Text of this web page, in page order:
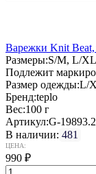
Варежки Knit
Размеры:S/M, L/XL
Подлежит
Размер одежды:L/
Бренд:teplo
Вес:100 г
Артикул:G-
В наличии: 481
ЦЕНА:
990 ₽